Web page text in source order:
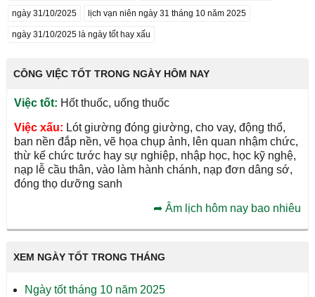
ngày 31/10/2025 lịch vạn niên ngày 31 tháng 10 năm 2025
ngày 31/10/2025 là ngày tốt hay xấu
CÔNG VIỆC TỐT TRONG NGÀY HÔM NAY
Việc tốt: Hốt thuốc, uống thuốc
Việc xấu: Lót giường đóng giường, cho vay, động thổ,
ban nền đắp nền, vẽ họa chụp ảnh, lên quan nhậm chức,
thừ kế chức tước hay sự nghiệp, nhập học, học kỹ nghệ,
nạp lễ cầu thân, vào làm hành chánh, nạp đơn dâng sớ,
đóng thọ dưỡng sanh
➦Âm lịch hôm nay bao nhiêu
XEM NGÀY TỐT TRONG THÁNG
Ngày tốt tháng 10 năm 2025